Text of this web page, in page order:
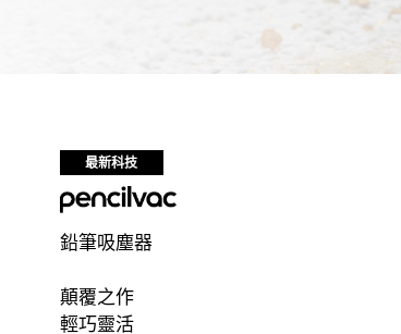
最新科技
鉛筆吸塵器
顛覆之作
輕巧靈活